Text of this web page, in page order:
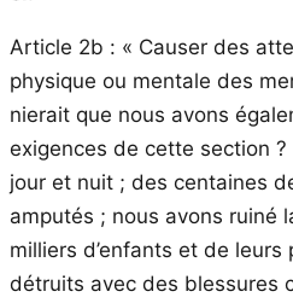
Article 2b : « Causer des
physique ou mentale des
nierait que nous avons
exigences de cette section
jour et nuit ; des centaines
amputés ; nous avons ruiné
milliers d’enfants et de
détruits avec des blessures